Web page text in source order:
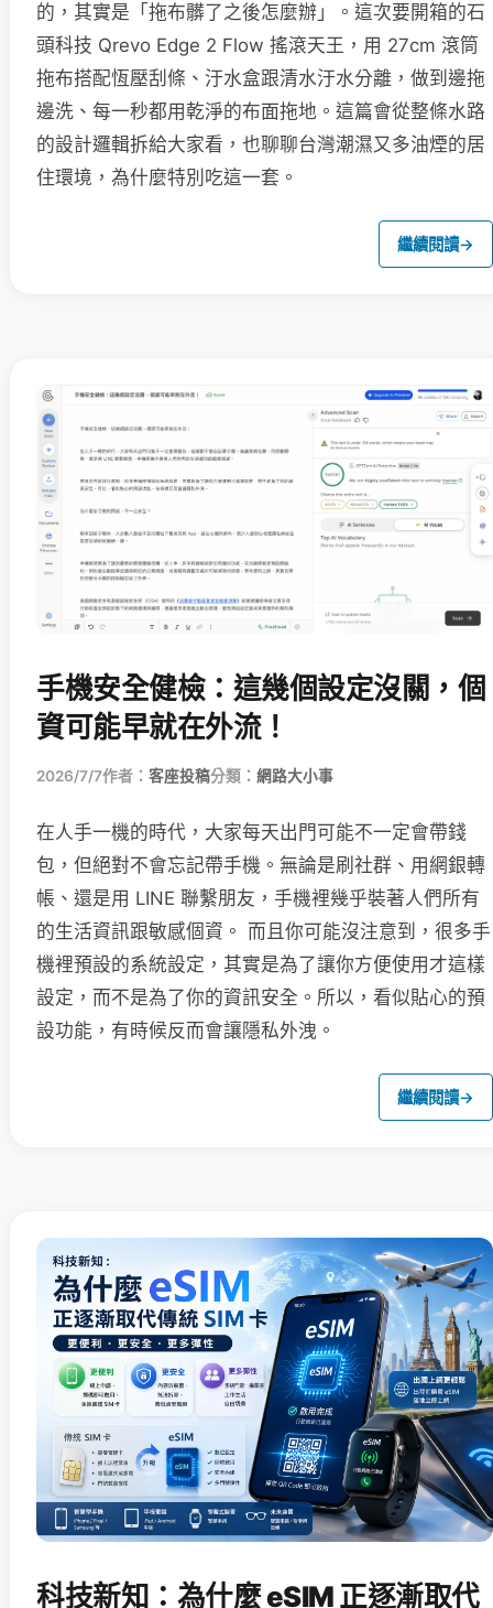
的，其實是「拖布髒了之後怎麼辦」。這次要開箱的石
頭科技 Qrevo Edge 2 Flow 搖滾天王，用 27cm 滾筒
拖布搭配恆壓刮條、汙水盒跟清水汙水分離，做到邊拖
邊洗、每一秒都用乾淨的布面拖地。這篇會從整條水路
的設計邏輯拆給大家看，也聊聊台灣潮濕又多油煙的居
住環境，為什麼特別吃這一套。
繼續閱讀→
手機安全健檢：這幾個設定沒關，個
資可能早就在外流！
2026/7/7作者： 客座投稿分類： 網路大小事
在人手一機的時代，大家每天出門可能不一定會帶錢
包，但絕對不會忘記帶手機。無論是刷社群、用網銀轉
帳、還是用 LINE 聯繫朋友，手機裡幾乎裝著人們所有
的生活資訊跟敏感個資。 而且你可能沒注意到，很多手
機裡預設的系統設定，其實是為了讓你方便使用才這樣
設定，而不是為了你的資訊安全。所以，看似貼心的預
設功能，有時候反而會讓隱私外洩。
繼續閱讀→
科技新知：為什麼 eSIM 正逐漸取代